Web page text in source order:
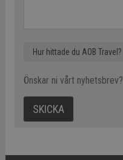
Önskar ni vårt nyhetsbrev?